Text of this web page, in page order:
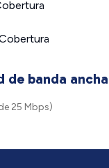
de banda ancha
25 Mbps)